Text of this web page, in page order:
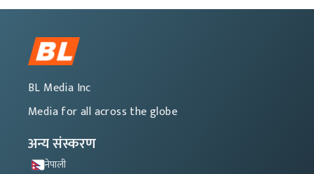
BL Media Inc
Media for all across the globe
अन्य संस्करण
नेपाली